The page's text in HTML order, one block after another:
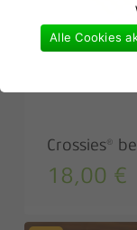
Crossies®
18,00 €
Alle Cookies